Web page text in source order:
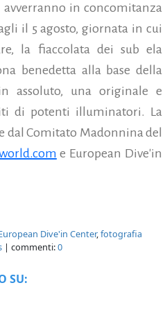
avverranno in concomitanza
il 5 agosto, giornata in cui
la fiaccolata dei sub ela
benedetta alla base della
assoluto, una originale e
di potenti illuminatori. La
dal Comitato Madonnina del
e European Dive'in
Dive'in Center,fotografia
| commenti:0
SU: